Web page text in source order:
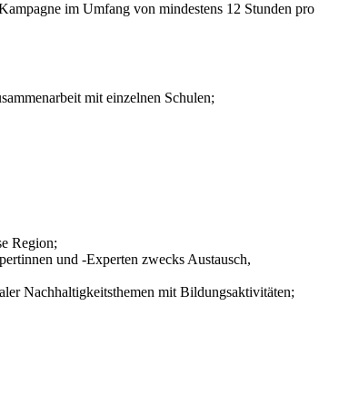
im Umfang von mindestens 12 Stunden pro
mit einzelnen Schulen;
Region;
und -Experten zwecks Austausch,
Nachhaltigkeitsthemen mit Bildungsaktivitäten;